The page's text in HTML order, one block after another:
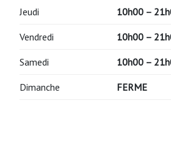
Jeudi 10h00 –
Vendredi 10h00 –
Samedi 10h00 –
Dimanche FERME